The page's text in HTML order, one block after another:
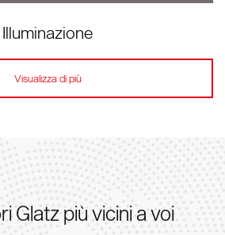
Visualizza di più
Illuminazione
Glatz più vicini a voi